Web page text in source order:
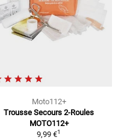
Moto112+
Trousse Secours 2-Roules
MOTO112+
9,99 €1